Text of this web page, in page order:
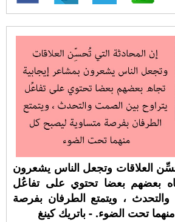
العلاقات وتجعل الناس يشعرون
بعضهم بعضا تحتوي على تفاعُل
، ويتمتع الطرفان بفرصة
تحت الضوء. - باتريك كينغ